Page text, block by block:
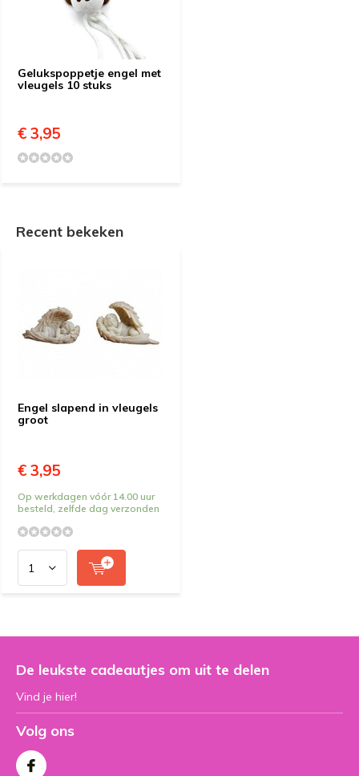
Gelukspoppetje engel met
vleugels 10 stuks
€ 3,95
Recent bekeken
Engel slapend in vleugels
groot
€ 3,95
Op werkdagen vóór 14.00 uur
besteld, zelfde dag verzonden
De leukste cadeautjes om uit te delen
Vind je hier!
Volg ons